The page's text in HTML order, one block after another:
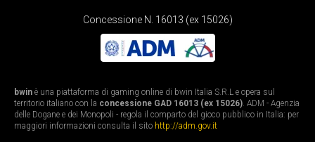
Concessione N. 16013 (ex 15026)
bwin è una piattaforma di gaming online di bwin Italia S.R.L e opera sul
territorio italiano con la concessione GAD 16013 (ex 15026). ADM - Agenzia
delle Dogane e dei Monopoli - regola il comparto del gioco pubblico in Italia: per
maggiori informazioni consulta il sito http://adm.gov.it